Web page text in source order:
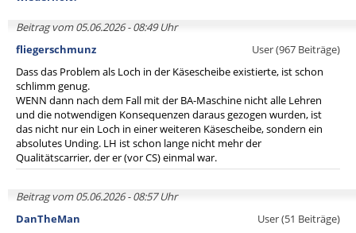
Beitrag vom 05.06.2026 - 08:49 Uhr
fliegerschmunz
User (967 Beiträge)
Dass das Problem als Loch in der Käsescheibe existierte, ist schon
schlimm genug.
WENN dann nach dem Fall mit der BA-Maschine nicht alle Lehren
und die notwendigen Konsequenzen daraus gezogen wurden, ist
das nicht nur ein Loch in einer weiteren Käsescheibe, sondern ein
absolutes Unding. LH ist schon lange nicht mehr der
Qualitätscarrier, der er (vor CS) einmal war.
Beitrag vom 05.06.2026 - 08:57 Uhr
DanTheMan
User (51 Beiträge)